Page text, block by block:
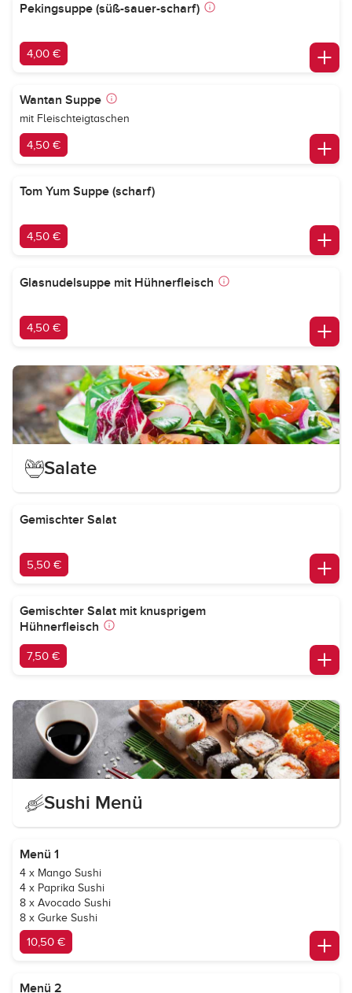
Pekingsuppe (süß-sauer-scharf)
4,00 €
Wantan Suppe
mit Fleischteigtaschen
4,50 €
Tom Yum Suppe (scharf)
4,50 €
Glasnudelsuppe mit Hühnerfleisch
4,50 €
Salate
Gemischter Salat
5,50 €
Gemischter Salat mit knusprigem
Hühnerfleisch
7,50 €
Sushi Menü
Menü 1
4 x Mango Sushi
4 x Paprika Sushi
8 x Avocado Sushi
8 x Gurke Sushi
10,50 €
Menü 2